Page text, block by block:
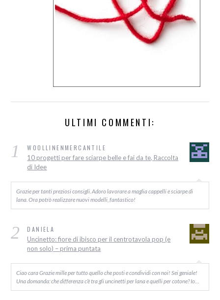
ULTIMI COMMENTI:
1 WOOLLINENMERCANTILE
10 progetti per fare sciarpe belle e fai da te, Raccolta
di Idee
Grazie per tanti preziosi consigli. Adoro lavorare a maglia cappelli e sciarpe di
lana. Ora potrò realizzare nuovi modelli, fantastico!
2 DANIELA
Uncinetto: fiore di ibisco per il centrotavola pop (e
non solo) – prima puntata
Ciao cara Grazie mille per tutto quello che posti e condividi con noi! Sei geniale!
Una domanda: che differenza c’è tra gli uncinetti per lana e quelli per cotone? Io…